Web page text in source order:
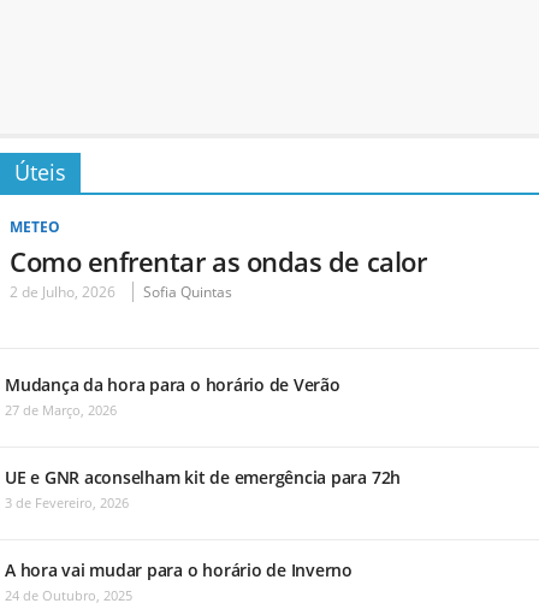
Úteis
METEO
Como enfrentar as ondas de calor
2 de Julho, 2026 Sofia Quintas
Mudança da hora para o horário de Verão
27 de Março, 2026
UE e GNR aconselham kit de emergência para 72h
3 de Fevereiro, 2026
A hora vai mudar para o horário de Inverno
24 de Outubro, 2025